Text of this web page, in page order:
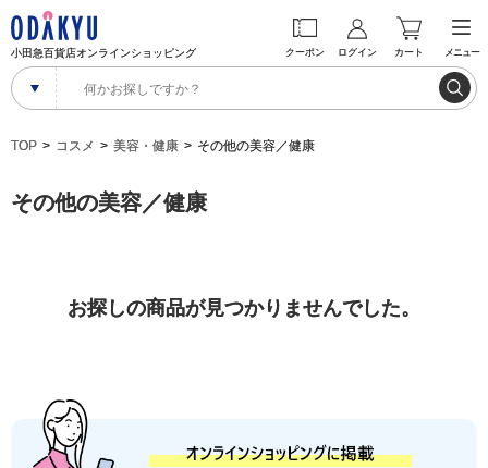
小田急百貨店オンラインショッピング クーポン ログイン カート メニュー
TOP コスメ 美容・健康 その他の美容／健康
その他の美容／健康
お探しの商品が見つかりませんでした。